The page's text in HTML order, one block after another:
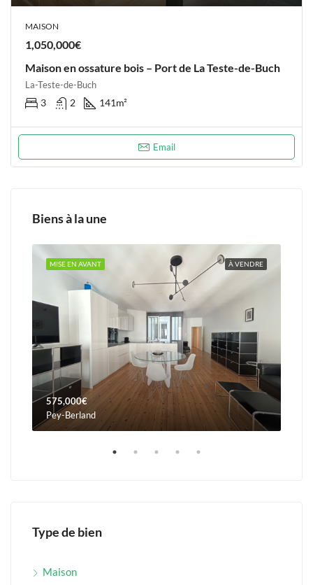
MAISON
1,050,000€
Maison en ossature bois – Port de La Teste-de-Buch
La-Teste-de-Buch
3 2 141m²
Email
Biens à la une
À VENDRE
MISE EN AVANT
575,000€
Pey-Berland
Type de bien
Maison